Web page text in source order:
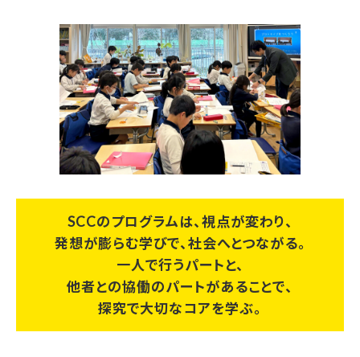
SCCのプログラムは、視点が変わり、
発想が膨らむ学びで、社会へとつながる。
一人で行うパートと、
他者との協働のパートがあることで、
探究で大切なコアを学ぶ。